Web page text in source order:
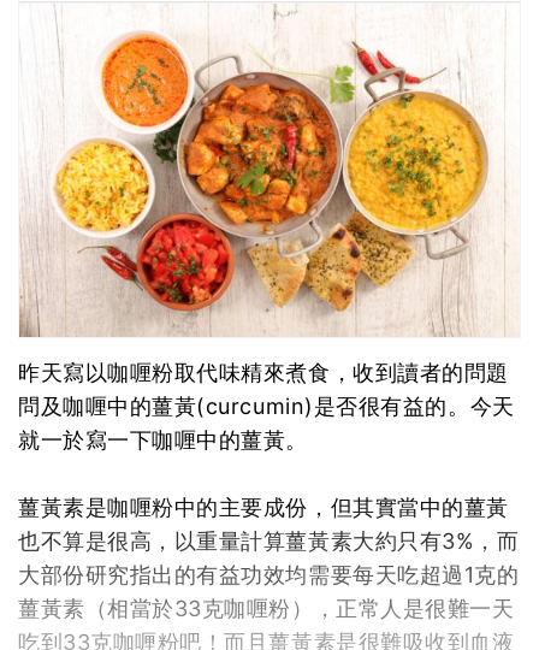
昨天寫以咖喱粉取代味精來煮食，收到讀者的問題
問及咖喱中的薑黃(curcumin)是否很有益的。今天
就一於寫一下咖喱中的薑黃。
薑黃素是咖喱粉中的主要成份，但其實當中的薑黃
也不算是很高，以重量計算薑黃素大約只有3%，而
大部份研究指出的有益功效均需要每天吃超過1克的
薑黃素（相當於33克咖喱粉），正常人是很難一天
吃到33克咖喱粉吧！而且薑黃素是很難吸收到血液